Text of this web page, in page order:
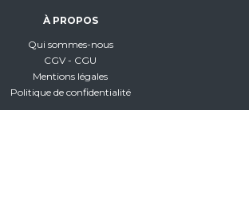
À PROPOS
Qui sommes-nous
CGV - CGU
Mentions légales
Politique de confidentialité